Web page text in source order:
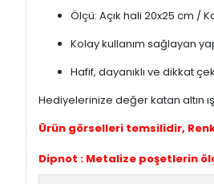
Ölçü: Açık hali 20x25 cm /
Kolay kullanım sağlayan
Hafif, dayanıklı ve dikkat
Hediyelerinize değer katan altın
Ürün görselleri temsilidir,
Dipnot : Metalize poşetlerin